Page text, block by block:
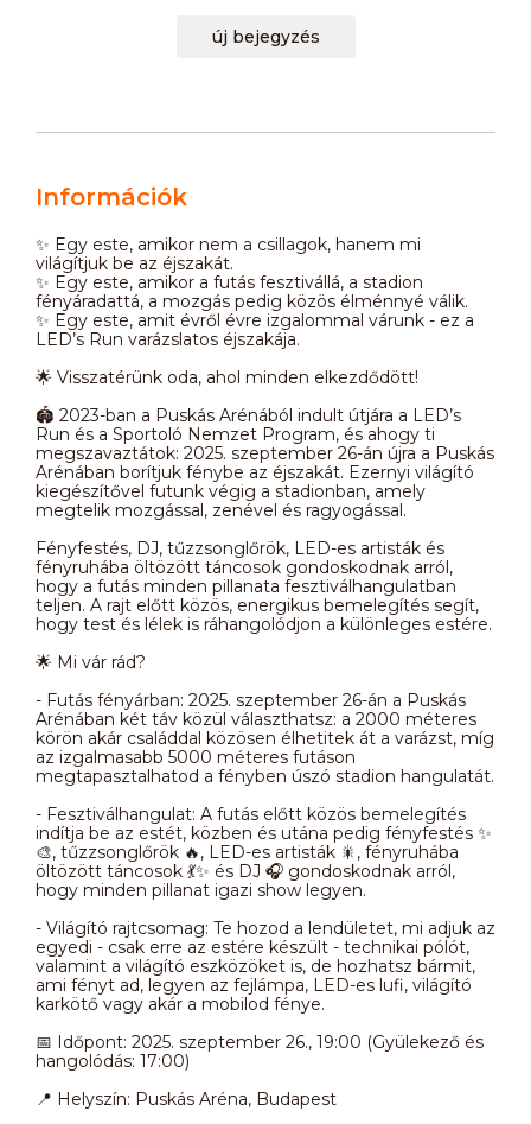
új bejegyzés
Információk
✨ Egy este, amikor nem a csillagok, hanem mi
világítjuk be az éjszakát.
✨ Egy este, amikor a futás fesztivállá, a stadion
fényáradattá, a mozgás pedig közös élménnyé válik.
✨ Egy este, amit évről évre izgalommal várunk - ez a
LED’s Run varázslatos éjszakája.
🌟 Visszatérünk oda, ahol minden elkezdődött!
🏟️ 2023-ban a Puskás Arénából indult útjára a LED’s
Run és a Sportoló Nemzet Program, és ahogy ti
megszavaztátok: 2025. szeptember 26-án újra a Puskás
Arénában borítjuk fénybe az éjszakát. Ezernyi világító
kiegészítővel futunk végig a stadionban, amely
megtelik mozgással, zenével és ragyogással.
Fényfestés, DJ, tűzzsonglőrök, LED-es artisták és
fényruhába öltözött táncosok gondoskodnak arról,
hogy a futás minden pillanata fesztiválhangulatban
teljen. A rajt előtt közös, energikus bemelegítés segít,
hogy test és lélek is ráhangolódjon a különleges estére.
🌟 Mi vár rád?
- Futás fényárban: 2025. szeptember 26-án a Puskás
Arénában két táv közül választhatsz: a 2000 méteres
körön akár családdal közösen élhetitek át a varázst, míg
az izgalmasabb 5000 méteres futáson
megtapasztalhatod a fényben úszó stadion hangulatát.
- Fesztiválhangulat: A futás előtt közös bemelegítés
indítja be az estét, közben és utána pedig fényfestés ✨
🎨, tűzzsonglőrök 🔥, LED-es artisták 🎇, fényruhába
öltözött táncosok 💃✨ és DJ 🎧 gondoskodnak arról,
hogy minden pillanat igazi show legyen.
- Világító rajtcsomag: Te hozod a lendületet, mi adjuk az
egyedi - csak erre az estére készült - technikai pólót,
valamint a világító eszközöket is, de hozhatsz bármit,
ami fényt ad, legyen az fejlámpa, LED-es lufi, világító
karkötő vagy akár a mobilod fénye.
📅 Időpont: 2025. szeptember 26., 19:00 (Gyülekező és
hangolódás: 17:00)
📍 Helyszín: Puskás Aréna, Budapest